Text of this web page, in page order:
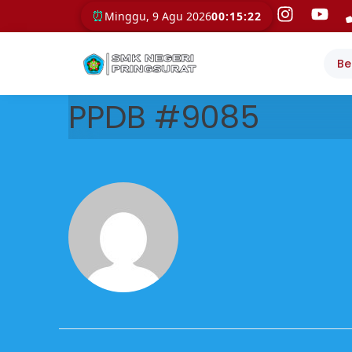
⏰ Minggu, 9 Agu 202600:15:22
PPDB #9085